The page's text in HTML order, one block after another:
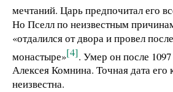
мечтаний. Царь предпочитал его
Но Пселл по неизвестным
«отдалился от двора и провел
монастыре»[4]. Умер он после
Алексея Комнина. Точная дата его
неизвестна.